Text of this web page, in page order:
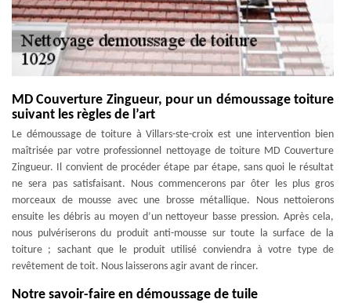
MD Couverture Zingueur, pour un démoussage toiture
suivant les règles de l’art
Le démoussage de toiture à Villars-ste-croix est une intervention bien
maîtrisée par votre professionnel nettoyage de toiture MD Couverture
Zingueur. Il convient de procéder étape par étape, sans quoi le résultat
ne sera pas satisfaisant. Nous commencerons par ôter les plus gros
morceaux de mousse avec une brosse métallique. Nous nettoierons
ensuite les débris au moyen d’un nettoyeur basse pression. Après cela,
nous pulvériserons du produit anti-mousse sur toute la surface de la
toiture ; sachant que le produit utilisé conviendra à votre type de
revêtement de toit. Nous laisserons agir avant de rincer.
Notre savoir-faire en démoussage de tuile